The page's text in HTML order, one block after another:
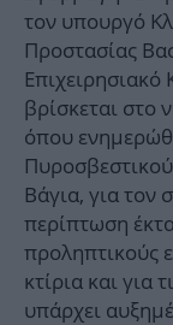
τον υπουργό
Προστασίας
βρίσκεται στο
όπου
Βάγια, για τον
περίπτωση
προληπτικούς
κτίρια και για
υπάρχει